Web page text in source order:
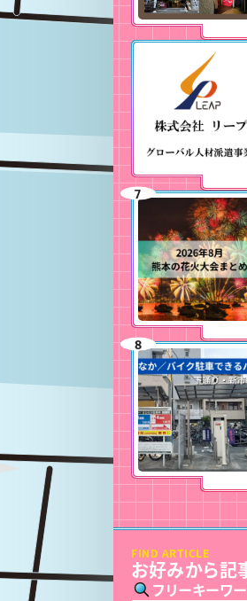
FIND ARTICLE
お好みから記
フリーキーワ